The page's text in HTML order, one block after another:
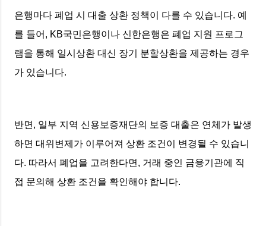
은행마다 폐업 시 대출 상환 정책이 다를 수 있습니다. 예
를 들어, KB국민은행이나 신한은행은 폐업 지원 프로그
램을 통해 일시상환 대신 장기 분할상환을 제공하는 경우
가 있습니다.
반면, 일부 지역 신용보증재단의 보증 대출은 연체가 발생
하면 대위변제가 이루어져 상환 조건이 변경될 수 있습니
다. 따라서 폐업을 고려한다면, 거래 중인 금융기관에 직
접 문의해 상환 조건을 확인해야 합니다.